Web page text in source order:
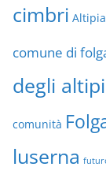
cimbri
comune di
degli
comunità
luserna